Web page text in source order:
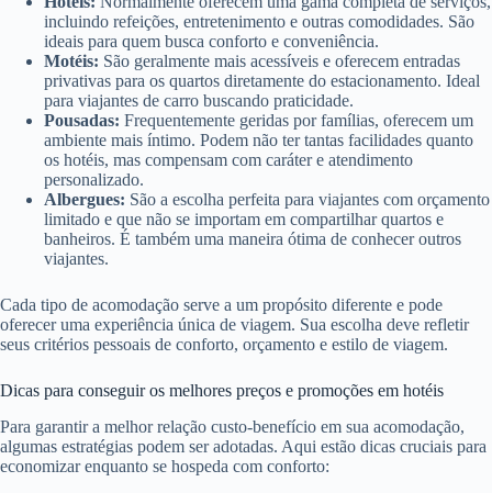
incluindo refeições, entretenimento e outras comodidades. São
ideais para quem busca conforto e conveniência.
Motéis: São geralmente mais acessíveis e oferecem entradas
privativas para os quartos diretamente do estacionamento. Ideal
para viajantes de carro buscando praticidade.
Pousadas: Frequentemente geridas por famílias, oferecem um
ambiente mais íntimo. Podem não ter tantas facilidades quanto
os hotéis, mas compensam com caráter e atendimento
personalizado.
Albergues: São a escolha perfeita para viajantes com orçamento
limitado e que não se importam em compartilhar quartos e
banheiros. É também uma maneira ótima de conhecer outros
viajantes.
Cada tipo de acomodação serve a um propósito diferente e pode
oferecer uma experiência única de viagem. Sua escolha deve refletir
seus critérios pessoais de conforto, orçamento e estilo de viagem.
Dicas para conseguir os melhores preços e promoções em hotéis
Para garantir a melhor relação custo-benefício em sua acomodação,
algumas estratégias podem ser adotadas. Aqui estão dicas cruciais para
economizar enquanto se hospeda com conforto: